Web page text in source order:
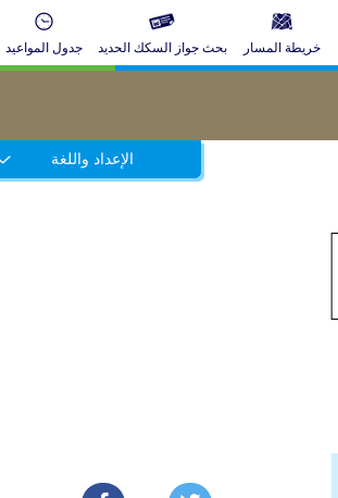
خريطة المسار بحث جواز السكك الحديد جدول المواعيد
الإعداد واللغة